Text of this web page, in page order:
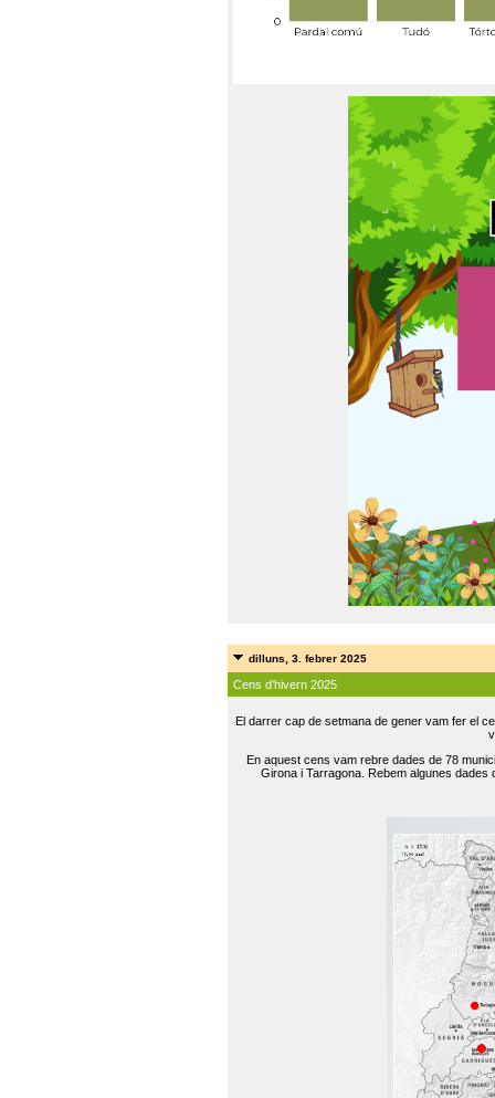
dilluns, 3. febrer 2025
Cens d'hivern 2025
El darrer cap de setmana de gener vam fer el
En aquest cens vam rebre dades de 78
Girona i Tarragona. Rebem algunes